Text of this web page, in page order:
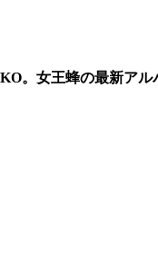
。女王蜂の最新ア